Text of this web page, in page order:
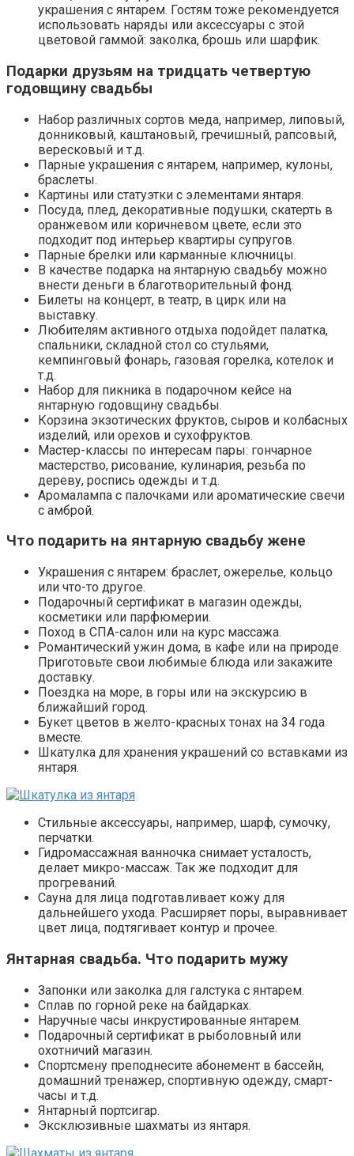
украшения с янтарем. Гостям тоже рекомендуется
использовать наряды или аксессуары с этой
цветовой гаммой: заколка, брошь или шарфик.
Подарки друзьям на тридцать четвертую
годовщину свадьбы
Набор различных сортов меда, например, липовый,
донниковый, каштановый, гречишный, рапсовый,
вересковый и т.д.
Парные украшения с янтарем, например, кулоны,
браслеты.
Картины или статуэтки с элементами янтаря.
Посуда, плед, декоративные подушки, скатерть в
оранжевом или коричневом цвете, если это
подходит под интерьер квартиры супругов.
Парные брелки или карманные ключницы.
В качестве подарка на янтарную свадьбу можно
внести деньги в благотворительный фонд.
Билеты на концерт, в театр, в цирк или на
выставку.
Любителям активного отдыха подойдет палатка,
спальники, складной стол со стульями,
кемпинговый фонарь, газовая горелка, котелок и
т.д.
Набор для пикника в подарочном кейсе на
янтарную годовщину свадьбы.
Корзина экзотических фруктов, сыров и колбасных
изделий, или орехов и сухофруктов.
Мастер-классы по интересам пары: гончарное
мастерство, рисование, кулинария, резьба по
дереву, роспись одежды и т.д.
Аромалампа с палочками или ароматические свечи
с амброй.
Что подарить на янтарную свадьбу жене
Украшения с янтарем: браслет, ожерелье, кольцо
или что-то другое.
Подарочный сертификат в магазин одежды,
косметики или парфюмерии.
Поход в СПА-салон или на курс массажа.
Романтический ужин дома, в кафе или на природе.
Приготовьте свои любимые блюда или закажите
доставку.
Поездка на море, в горы или на экскурсию в
ближайший город.
Букет цветов в желто-красных тонах на 34 года
вместе.
Шкатулка для хранения украшений со вставками из
янтаря.
Стильные аксессуары, например, шарф, сумочку,
перчатки.
Гидромассажная ванночка снимает усталость,
делает микро-массаж. Так же подходит для
прогреваний.
Сауна для лица подготавливает кожу для
дальнейшего ухода. Расширяет поры, выравнивает
цвет лица, подтягивает контур и прочее.
Янтарная свадьба. Что подарить мужу
Запонки или заколка для галстука с янтарем.
Сплав по горной реке на байдарках.
Наручные часы инкрустированные янтарем.
Подарочный сертификат в рыболовный или
охотничий магазин.
Спортсмену преподнесите абонемент в бассейн,
домашний тренажер, спортивную одежду, смарт-
часы и т.д.
Янтарный портсигар.
Эксклюзивные шахматы из янтаря.